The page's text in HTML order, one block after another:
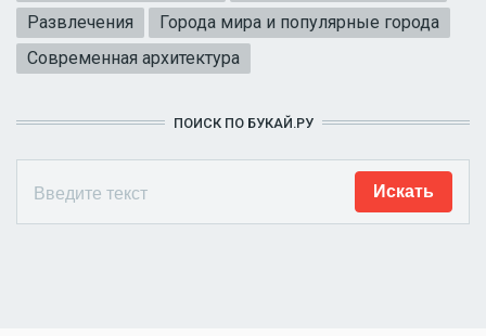
Развлечения
Города мира и популярные города
Современная архитектура
ПОИСК ПО БУКАЙ.РУ